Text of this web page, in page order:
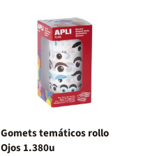
Gomets temáticos rollo
Ojos 1.380u